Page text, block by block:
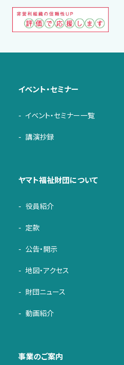
イベント・セミナー
イベント・セミナー一覧
講演抄録
ヤマト福祉財団について
役員紹介
定款
公告・開示
地図・アクセス
財団ニュース
動画紹介
事業のご案内